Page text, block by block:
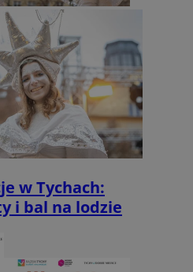
w Tychach:
i bal na lodzie